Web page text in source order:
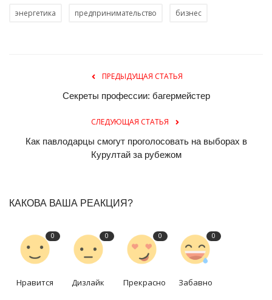
энергетика предпринимательство бизнес
ПРЕДЫДУЩАЯ СТАТЬЯ
Секреты профессии: багермейстер
СЛЕДУЮЩАЯ СТАТЬЯ
Как павлодарцы смогут проголосовать на выборах в
Курултай за рубежом
КАКОВА ВАША РЕАКЦИЯ?
0
Нравится
0
Дизлайк
0
Прекрасно
0
Забавно